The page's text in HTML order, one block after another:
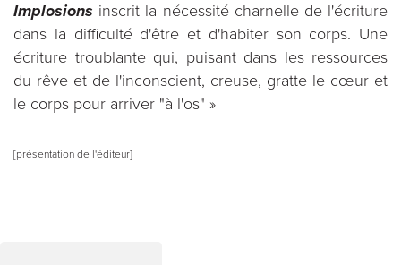
Implosions inscrit la nécessité charnelle de l'écriture
dans la difficulté d'être et d'habiter son corps. Une
écriture troublante qui, puisant dans les ressources
du rêve et de l'inconscient, creuse, gratte le cœur et
le corps pour arriver "à l'os" »
[présentation de l'éditeur]